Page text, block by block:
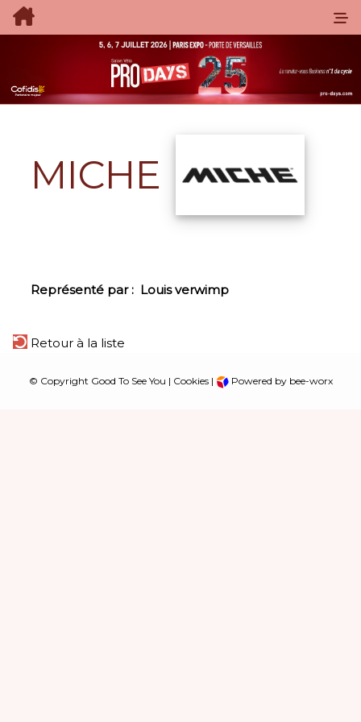
MICHE
Représenté par : Louis verwimp
Retour à la liste
© Copyright Good To See You | Cookies| Powered by bee-worx